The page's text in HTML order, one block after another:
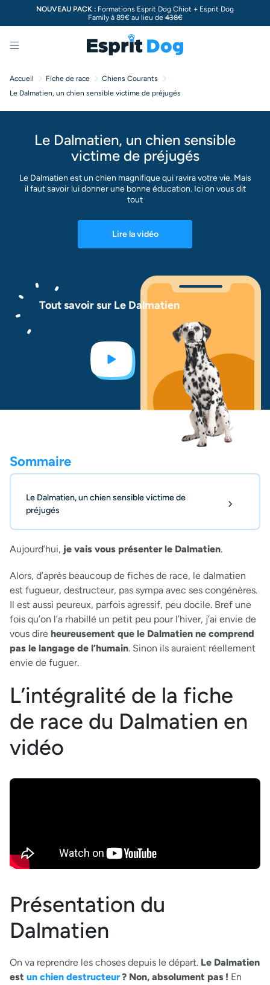
NOUVEAU PACK : Formations Esprit Dog Chiot + Esprit Dog
Family à 89€ au lieu de438€
Menu
Accueil Fiche de race
Chiens Courants
Le Dalmatien, un chien sensible victime de préjugés
Le Dalmatien, un chien sensible
victime de préjugés
Le Dalmatien est un chien magnifique qui ravira votre vie. Mais
il faut savoir lui donner une bonne éducation. Ici on vous dit
tout
Lire la vidéo
Tout savoir sur Le Dalmatien
Sommaire
Le Dalmatien, un chien sensible victime de
préjugés
Aujourd’hui, je vais vous présenter le Dalmatien.
Alors, d’après beaucoup de fiches de race, le dalmatien
est fugueur, destructeur, pas sympa avec ses congénères.
Il est aussi peureux, parfois agressif, peu docile. Bref une
fois qu’on l’a rhabillé un petit peu pour l’hiver, j’ai envie de
vous dire heureusement que le Dalmatien ne comprend
pas le langage de l’humain. Sinon ils auraient réellement
envie de fuguer.
L’intégralité de la fiche
de race du Dalmatien en
vidéo
Présentation du
Dalmatien
On va reprendre les choses depuis le départ. Le Dalmatien
est un chien destructeur? Non, absolument pas ! En